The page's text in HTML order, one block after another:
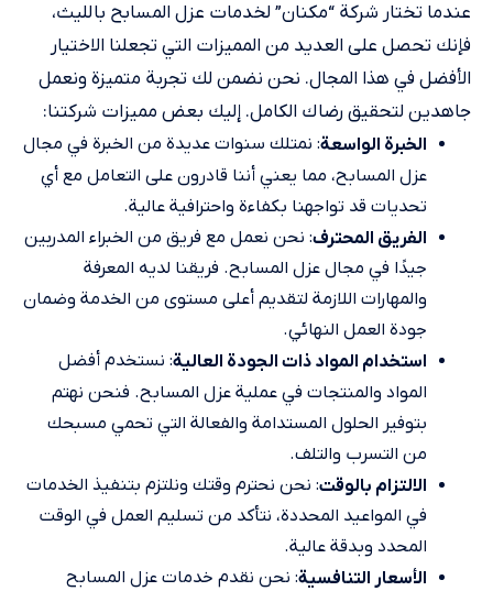
عندما تختار شركة “مكنان” لخدمات عزل المسابح بالليث،
فإنك تحصل على العديد من المميزات التي تجعلنا الاختيار
الأفضل في هذا المجال. نحن نضمن لك تجربة متميزة ونعمل
جاهدين لتحقيق رضاك الكامل. إليك بعض مميزات شركتنا:
الخبرة الواسعة: نمتلك سنوات عديدة من الخبرة في مجال
عزل المسابح، مما يعني أننا قادرون على التعامل مع أي
تحديات قد تواجهنا بكفاءة واحترافية عالية.
الفريق المحترف: نحن نعمل مع فريق من الخبراء المدربين
جيدًا في مجال عزل المسابح. فريقنا لديه المعرفة
والمهارات اللازمة لتقديم أعلى مستوى من الخدمة وضمان
جودة العمل النهائي.
استخدام المواد ذات الجودة العالية: نستخدم أفضل
المواد والمنتجات في عملية عزل المسابح. فنحن نهتم
بتوفير الحلول المستدامة والفعالة التي تحمي مسبحك
من التسرب والتلف.
الالتزام بالوقت: نحن نحترم وقتك ونلتزم بتنفيذ الخدمات
في المواعيد المحددة، نتأكد من تسليم العمل في الوقت
المحدد وبدقة عالية.
الأسعار التنافسية: نحن نقدم خدمات عزل المسابح